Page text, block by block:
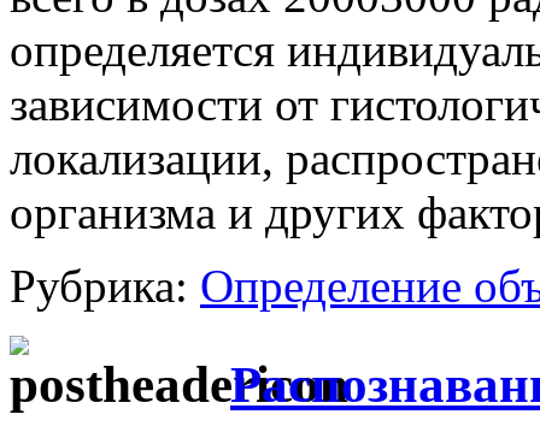
определяется
зависимости от
локализации,
организма и других
Рубрика: Определение